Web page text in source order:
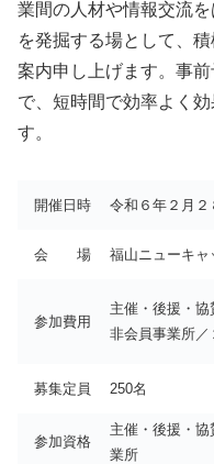
業間の人材や情報交流
を発掘する場として、
案内申し上げます。事
で、短時間で効率よく
す。
開催日時 令和６年２月
会 場 福山ニューキ
参加費用
主催・後援・
非会員事業所／
募集定員 250名
参加資格
主催・後援・
業所